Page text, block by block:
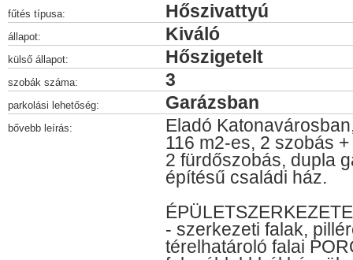
fűtés típusa: Hőszivattyú
állapot: Kiváló
külső állapot: Hőszigetelt
szobák száma: 3
parkolási lehetőség: Garázsban
bővebb leírás:
Eladó
116 m2-es, 2 szobás
2 fürdőszobás, dupla
építésű családi ház.
- szerkezeti falak,
térelhatároló falai